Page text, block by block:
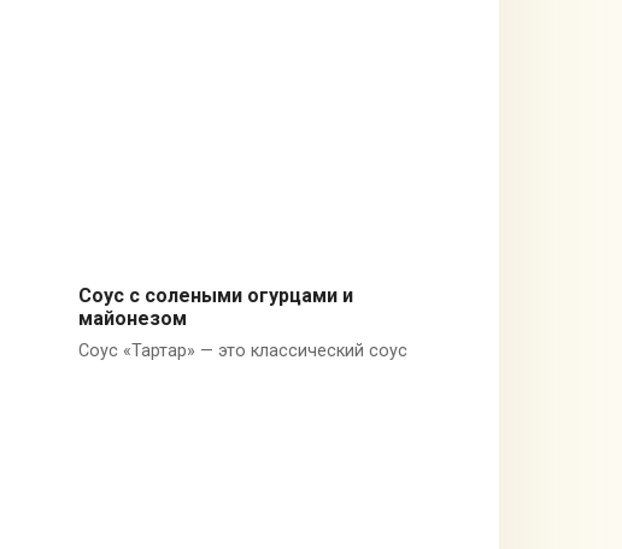
Майонез
Cоус с солеными огурцами и
майонезом
Соус «Тартар» — это классический соус